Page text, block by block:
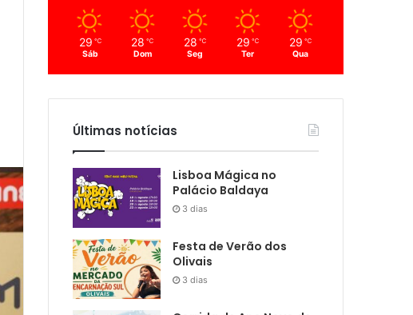
29 ℃
Sáb
28 ℃
Dom
28 ℃
Seg
29 ℃
Ter
29 ℃
Qua
Últimas notícias
Lisboa Mágica no
Palácio Baldaya
3 dias
Festa de Verão dos
Olivais
3 dias